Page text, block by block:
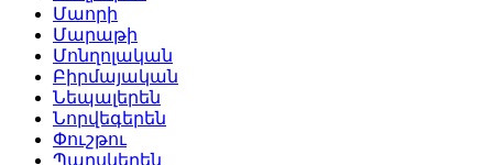
Մաորի
Մարաթի
Մոնղոլական
Բիրմայական
Նեպալերեն
Նորվեգերեն
Փուշթու
Պարսկերեն